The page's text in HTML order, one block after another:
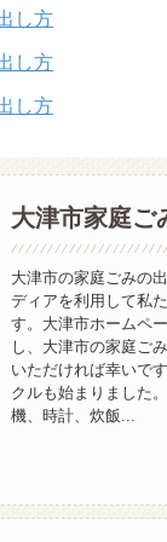
し方
し方
し方
大津市家庭ご
大津市の家庭ごみの
ディアを利用して私
す。大津市ホームペ
し、大津市の家庭ご
いただければ幸いで
クルも始まりました
機、時計、炊飯...